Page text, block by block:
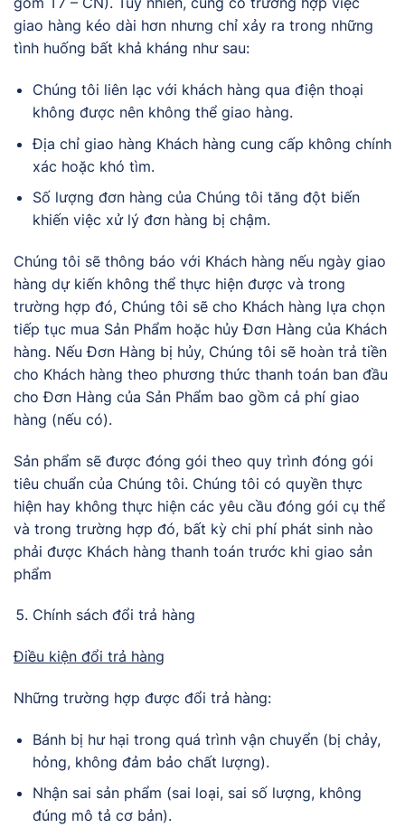
giao hàng kéo dài hơn nhưng chỉ xảy ra trong những
tình huống bất khả kháng như sau:
Chúng tôi liên lạc với khách hàng qua điện thoại
không được nên không thể giao hàng.
Địa chỉ giao hàng Khách hàng cung cấp không chính
xác hoặc khó tìm.
Số lượng đơn hàng của Chúng tôi tăng đột biến
khiến việc xử lý đơn hàng bị chậm.
Chúng tôi sẽ thông báo với Khách hàng nếu ngày giao
hàng dự kiến không thể thực hiện được và trong
trường hợp đó, Chúng tôi sẽ cho Khách hàng lựa chọn
tiếp tục mua Sản Phẩm hoặc hủy Đơn Hàng của Khách
hàng. Nếu Đơn Hàng bị hủy, Chúng tôi sẽ hoàn trả tiền
cho Khách hàng theo phương thức thanh toán ban đầu
cho Đơn Hàng của Sản Phẩm bao gồm cả phí giao
hàng (nếu có).
Sản phẩm sẽ được đóng gói theo quy trình đóng gói
tiêu chuẩn của Chúng tôi. Chúng tôi có quyền thực
hiện hay không thực hiện các yêu cầu đóng gói cụ thể
và trong trường hợp đó, bất kỳ chi phí phát sinh nào
phải được Khách hàng thanh toán trước khi giao sản
phẩm
Chính sách đổi trả hàng
Điều kiện đổi trả hàng
Những trường hợp được đổi trả hàng:
Bánh bị hư hại trong quá trình vận chuyển (bị chảy,
hỏng, không đảm bảo chất lượng).
Nhận sai sản phẩm (sai loại, sai số lượng, không
đúng mô tả cơ bản).